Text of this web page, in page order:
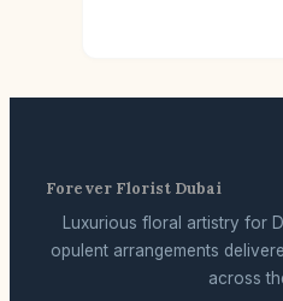
Forever Florist Dubai
Luxurious floral artistry for
opulent arrangements
across